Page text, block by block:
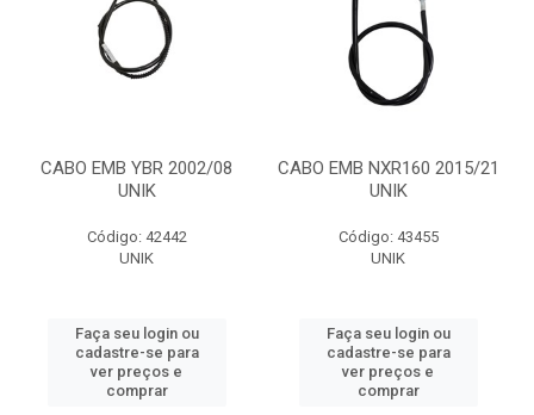
CABO EMB YBR 2002/08
UNIK
Código: 42442
UNIK
Faça seu login ou
cadastre-se para
ver preços e
comprar
CABO EMB NXR160 2015/21
UNIK
Código: 43455
UNIK
Faça seu login ou
cadastre-se para
ver preços e
comprar